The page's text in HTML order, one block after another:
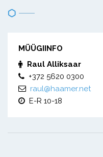
MÜÜGIINFO
Raul Alliksaar
+372 5620 0300
raul@haamer.net
E-R 10-18